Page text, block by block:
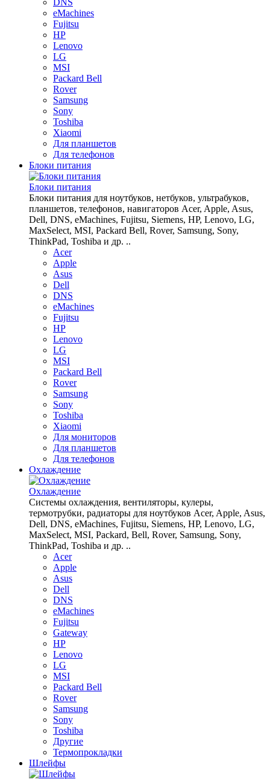
DNS
eMachines
Fujitsu
HP
Lenovo
LG
MSI
Packard Bell
Rover
Samsung
Sony
Toshiba
Xiaomi
Для планшетов
Для телефонов
Блоки питания
Блоки питания
Блоки питания для ноутбуков, нетбуков, ультрабуков,
планшетов, телефонов, навигаторов Acer, Apple, Asus,
Dell, DNS, eMachines, Fujitsu, Siemens, HP, Lenovo, LG,
MaxSelect, MSI, Packard Bell, Rover, Samsung, Sony,
ThinkPad, Toshiba и др. ..
Acer
Apple
Asus
Dell
DNS
eMachines
Fujitsu
HP
Lenovo
LG
MSI
Packard Bell
Rover
Samsung
Sony
Toshiba
Xiaomi
Для мониторов
Для планшетов
Для телефонов
Охлаждение
Охлаждение
Системы охлаждения, вентиляторы, кулеры,
термотрубки, радиаторы для ноутбуков Acer, Apple, Asus,
Dell, DNS, eMachines, Fujitsu, Siemens, HP, Lenovo, LG,
MaxSelect, MSI, Packard, Bell, Rover, Samsung, Sony,
ThinkPad, Toshiba и др. ..
Acer
Apple
Asus
Dell
DNS
eMachines
Fujitsu
Gateway
HP
Lenovo
LG
MSI
Packard Bell
Rover
Samsung
Sony
Toshiba
Другие
Термопрокладки
Шлейфы